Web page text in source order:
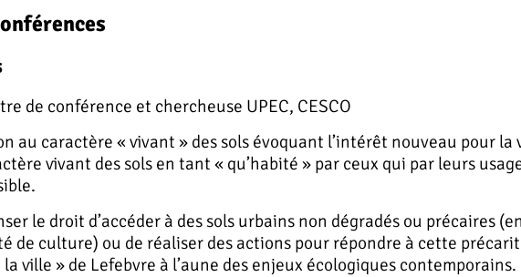
de conférence et chercheuse UPEC, CESCO
au caractère « vivant » des sols évoquant l’intérêt nouveau pour
vivant des sols en tant « qu’habité » par ceux qui par leurs
le droit d’accéder à des sols urbains non dégradés ou précaires
de culture) ou de réaliser des actions pour répondre à cette
ville » de Lefebvre à l’aune des enjeux écologiques contemporains.